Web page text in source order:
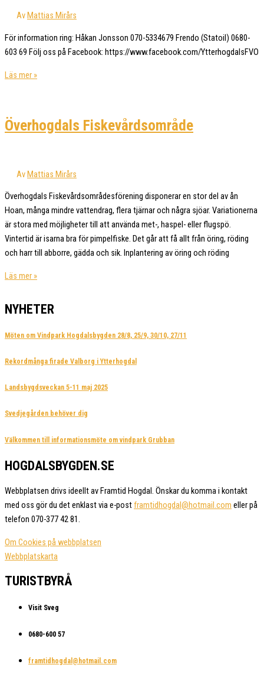
Av Mattias Mirårs
För information ring: Håkan Jonsson 070-5334679 Frendo (Statoil) 0680-
603 69 Följ oss på Facebook: https://www.facebook.com/YtterhogdalsFVO
Ytterhogdals
Läs mer »
AvMattias Mirårs
Överhogdals Fiskevårdsområdesförening disponerar en stor del av ån
Hoan, många mindre vattendrag, flera tjärnar och några sjöar. Variationerna
är stora med möjligheter till att använda met-, haspel- eller flugspö.
Vintertid är isarna bra för pimpelfiske. Det går att få allt från öring, röding
och harr till abborre, gädda och sik. Inplantering av öring och röding
Överhogdals
Läs mer »
NYHETER
Möten om Vindpark Hogdalsbygden 28/8, 25/9, 30/10, 27/11
Rekordmånga firade Valborg i Ytterhogdal
Landsbygdsveckan 5-11 maj 2025
Svedjegården behöver dig
Välkommen till informationsmöte om vindpark Grubban
HOGDALSBYGDEN.SE
Webbplatsen drivs ideellt av Framtid Hogdal. Önskar du komma i kontakt
med oss gör du det enklast via e-postframtidhogdal@hotmail.com eller på
telefon 070-377 42 81.
Om Cookies på webbplatsen
Webbplatskarta
TURISTBYRÅ
Visit Sveg
0680-600 57
framtidhogdal@hotmail.com